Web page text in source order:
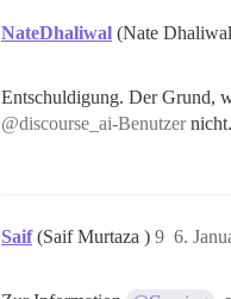
NateDhaliwal (Nate
Entschuldigung. Der Grund,
@discourse_ai-Benutzernicht.
Saif (Saif Murtaza ) 6.
9